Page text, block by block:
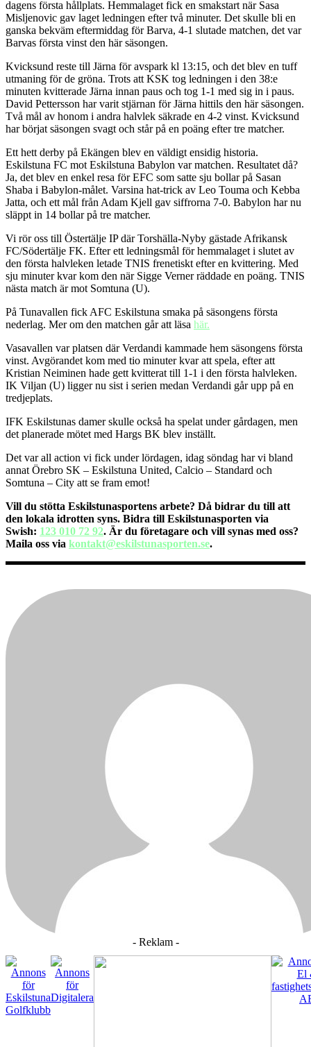
dagens första hållplats. Hemmalaget fick en smakstart när Sasa
Misljenovic gav laget ledningen efter två minuter. Det skulle bli en
ganska bekväm eftermiddag för Barva, 4-1 slutade matchen, det var
Barvas första vinst den här säsongen.
Kvicksund reste till Järna för avspark kl 13:15, och det blev en tuff
utmaning för de gröna. Trots att KSK tog ledningen i den 38:e
minuten kvitterade Järna innan paus och tog 1-1 med sig in i paus.
David Pettersson har varit stjärnan för Järna hittils den här säsongen.
Två mål av honom i andra halvlek säkrade en 4-2 vinst. Kvicksund
har börjat säsongen svagt och står på en poäng efter tre matcher.
Ett hett derby på Ekängen blev en väldigt ensidig historia.
Eskilstuna FC mot Eskilstuna Babylon var matchen. Resultatet då?
Ja, det blev en enkel resa för EFC som satte sju bollar på Sasan
Shaba i Babylon-målet. Varsina hat-trick av Leo Touma och Kebba
Jatta, och ett mål från Adam Kjell gav siffrorna 7-0. Babylon har nu
släppt in 14 bollar på tre matcher.
Vi rör oss till Östertälje IP där Torshälla-Nyby gästade Afrikansk
FC/Södertälje FK. Efter ett ledningsmål för hemmalaget i slutet av
den första halvleken letade TNIS frenetiskt efter en kvittering. Med
sju minuter kvar kom den när Sigge Verner räddade en poäng. TNIS
nästa match är mot Somtuna (U).
På Tunavallen fick AFC Eskilstuna smaka på säsongens första
nederlag. Mer om den matchen går att läsa här.
Vasavallen var platsen där Verdandi kammade hem säsongens första
vinst. Avgörandet kom med tio minuter kvar att spela, efter att
Kristian Neiminen hade gett kvitterat till 1-1 i den första halvleken.
IK Viljan (U) ligger nu sist i serien medan Verdandi går upp på en
tredjeplats.
IFK Eskilstunas damer skulle också ha spelat under gårdagen, men
det planerade mötet med Hargs BK blev inställt.
Det var all action vi fick under lördagen, idag söndag har vi bland
annat Örebro SK – Eskilstuna United, Calcio – Standard och
Somtuna – City att se fram emot!
Vill du stötta Eskilstunasportens arbete? Då bidrar du till att
den lokala idrotten syns. Bidra till Eskilstunasporten via
Swish: 123 010 72 92. Är du företagare och vill synas med oss?
Maila oss via kontakt@eskilstunasporten.se.
- Reklam -